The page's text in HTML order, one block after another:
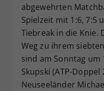
abgewehrten
Spielzeit mit 1:6, 7:5
Tiebreak in die Knie.
Weg zu ihrem
sind am Sonntag um
Skupski (ATP-
Neuseeländer